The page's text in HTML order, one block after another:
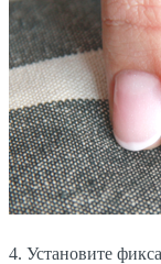
4. Установите